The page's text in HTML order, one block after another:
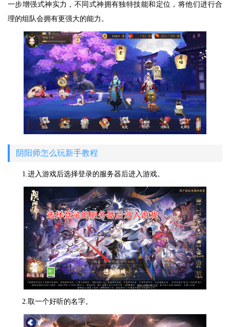
一步增强式神实力，不同式神拥有独特技能和定位，将他们进行合
理的组队会拥有更强大的能力。
阴阳师怎么玩新手教程
1.进入游戏后选择登录的服务器后进入游戏。
2.取一个好听的名字。